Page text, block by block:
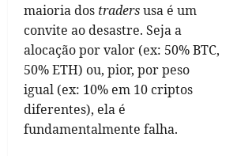
maioria dos tradersusa é um
convite ao desastre. Seja a
alocação por valor (ex: 50% BTC,
50% ETH) ou, pior, por peso
igual (ex: 10% em 10 criptos
diferentes), ela é
fundamentalmente falha.